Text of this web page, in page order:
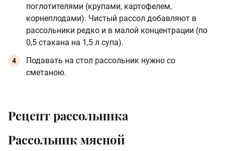
поглотителями (крупами, картофелем,
корнеплодами). Чистый рассол добавляют в
рассольники редко и в малой концентрации (по
0,5 стакана на 1,5 л супа).
Подавать на стол рассольник нужно со
сметаною.
Рецепт рассольника
Рассольник мясной